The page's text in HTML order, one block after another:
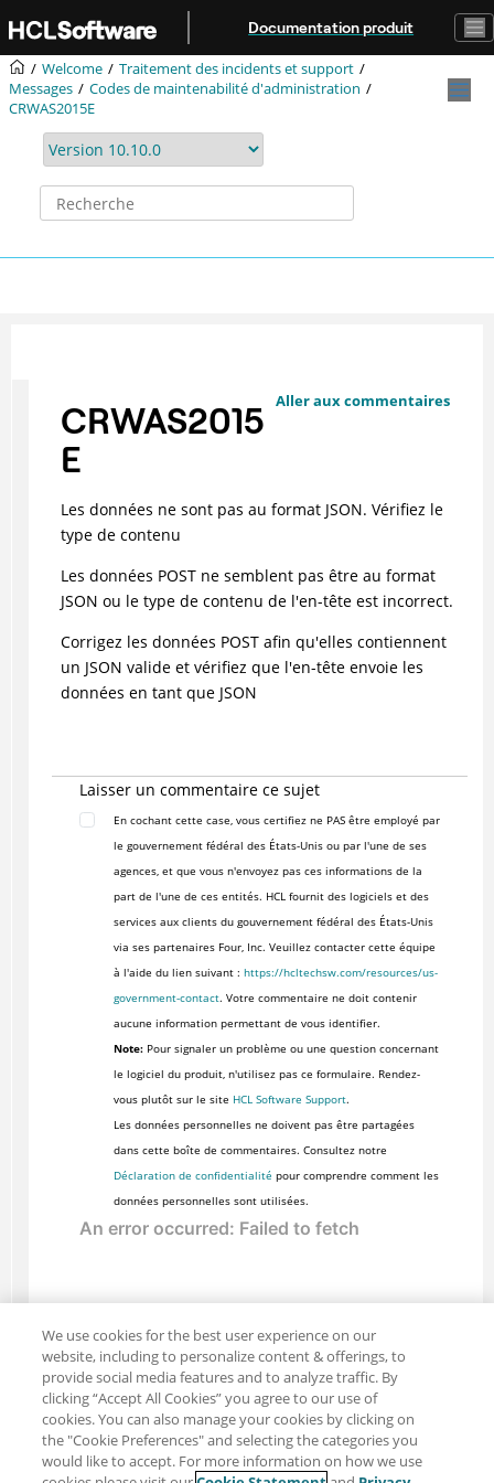
Aller au contenu principal
Documentation produit
Welcome
Traitement des incidents et support
Messages
Codes de maintenabilité d'administration
CRWAS2015E
Aller aux commentaires
CRWAS2015
E
Les données ne sont pas au format JSON. Vérifiez le
type de contenu
Les données POST ne semblent pas être au format
JSON ou le type de contenu de l'en-tête est incorrect.
Corrigez les données POST afin qu'elles contiennent
un JSON valide et vérifiez que l'en-tête envoie les
données en tant que JSON
Laisser un commentaire ce sujet
En cochant cette case, vous certifiez ne PAS être employé par
le gouvernement fédéral des États-Unis ou par l'une de ses
agences, et que vous n'envoyez pas ces informations de la
part de l'une de ces entités. HCL fournit des logiciels et des
services aux clients du gouvernement fédéral des États-Unis
via ses partenaires Four, Inc. Veuillez contacter cette équipe
à l'aide du lien suivant : https://hcltechsw.com/resources/us-
government-contact. Votre commentaire ne doit contenir
aucune information permettant de vous identifier.
Note:Pour signaler un problème ou une question concernant
le logiciel du produit, n'utilisez pas ce formulaire. Rendez-
vous plutôt sur le site HCL Software Support.
Les données personnelles ne doivent pas être partagées
dans cette boîte de commentaires. Consultez notre
Déclaration de confidentialité pour comprendre comment les
données personnelles sont utilisées.
We use cookies for the best user experience on our
website, including to personalize content & offerings, to
provide social media features and to analyze traffic. By
clicking “Accept All Cookies” you agree to our use of
cookies. You can also manage your cookies by clicking on
the "Cookie Preferences" and selecting the categories you
would like to accept. For more information on how we use